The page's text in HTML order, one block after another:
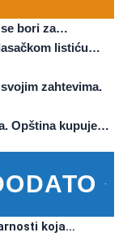
se bori za…
listiću…
zahtevima.
Opština kupuje…
koja…